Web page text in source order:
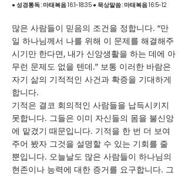
● 성경통독 : 마태복음 16:1-18:35 ● 묵상말씀 : 마태복음 16:5-12
많은 사람들이 믿음의 조건을 정합니다. “만
일 하나님께서 나를 위해 이 문제를 해결해주
시기만 한다면, 내가 신앙생활을 하는 데에 아
무런 문제도 없을 텐데.” 보통 이러한 바람은
자기 삶의 기적적인 사건과 확증을 기대하게
합니다.
기적은 결코 회의적인 사람들을 납득시키지
못합니다. 그들은 이미 자신들의 몸을 불신앙
에 맡겼기 때문입니다. 기적을 한 번 더 보여
주어 봤자 그것을 설명할 수 있는 기회를 줄
뿐입니다. 오늘날도 많은 사람들이 하나님의
현존이나 능력에 대한 증거를 요구합니다. 그